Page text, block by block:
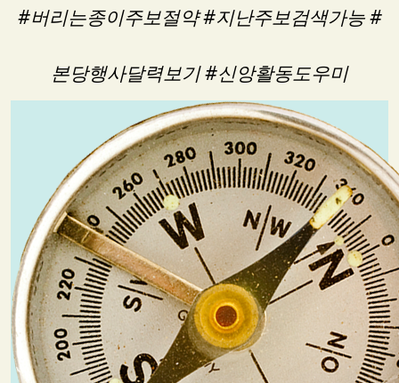
#버리는종이주보절약 #지난주보검색가능 #
본당행사달력보기 #신앙활동도우미